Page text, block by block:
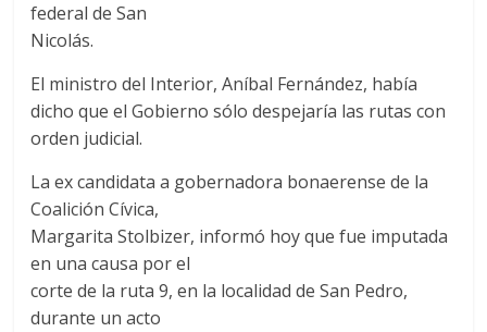
federal de San
Nicolás.
El ministro del Interior, Aníbal Fernández, había
dicho que el Gobierno sólo despejaría las rutas con
orden judicial.
La ex candidata a gobernadora bonaerense de la
Coalición Cívica,
Margarita Stolbizer, informó hoy que fue imputada
en una causa por el
corte de la ruta 9, en la localidad de San Pedro,
durante un acto